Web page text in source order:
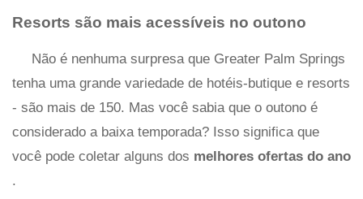
Resorts são mais acessíveis no outono
Não é nenhuma surpresa que Greater Palm Springs
tenha uma grande variedade de hotéis-butique e resorts
- são mais de 150. Mas você sabia que o outono é
considerado a baixa temporada? Isso significa que
você pode coletar alguns dos melhores ofertas do ano
.